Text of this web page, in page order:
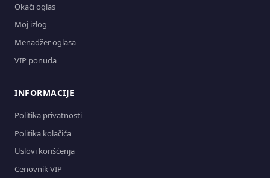
Okači oglas
Moj izlog
Menadžer oglasa
VIP ponuda
INFORMACIJE
Politika privatnosti
Politika kolačića
Uslovi korišćenja
Cenovnik VIP